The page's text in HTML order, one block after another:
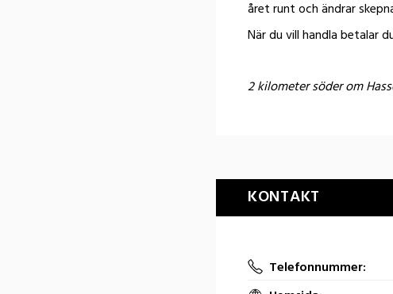
året runt och ändrar
När du vill handla betalar
2 kilometer söder om
KONTAKT
Telefonnummer: